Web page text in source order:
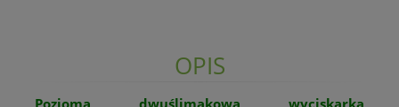
OPIS
Pozioma dwuślimakowa wyciskarka